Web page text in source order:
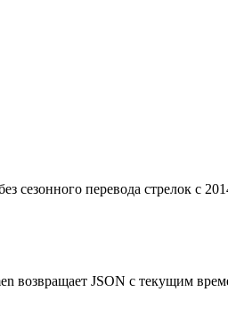
сезонного перевода стрелок с
возвращает JSON с текущим